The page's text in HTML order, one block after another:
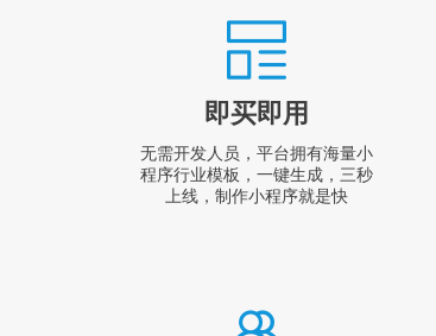
即买即用
无需开发人员，平台拥有海量小
程序行业模板，一键生成，三秒
上线，制作小程序就是快